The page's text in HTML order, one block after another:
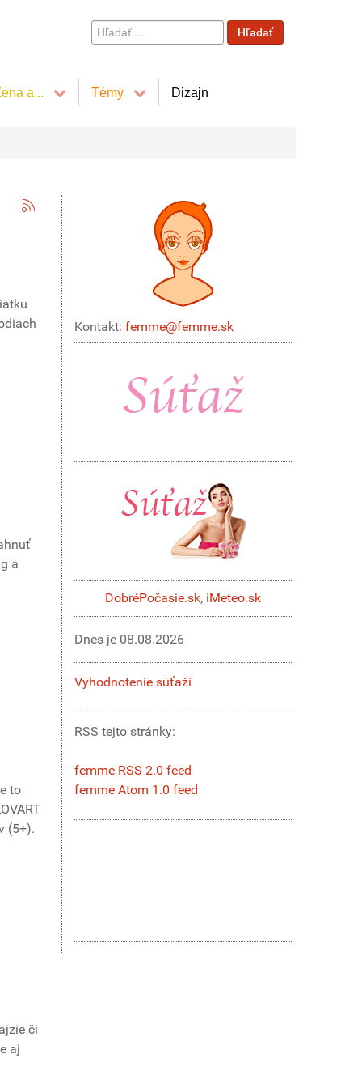
Hľadať
...
Hľadať
a... Témy Dizajn
a
to
(5+).
či
aj
Kontakt: femme@femme.sk
DobréPočasie.sk, iMeteo.sk
Dnes je 08.08.2026
Vyhodnotenie súťaží
RSS tejto stránky:
femme RSS 2.0 feed
femme Atom 1.0 feed